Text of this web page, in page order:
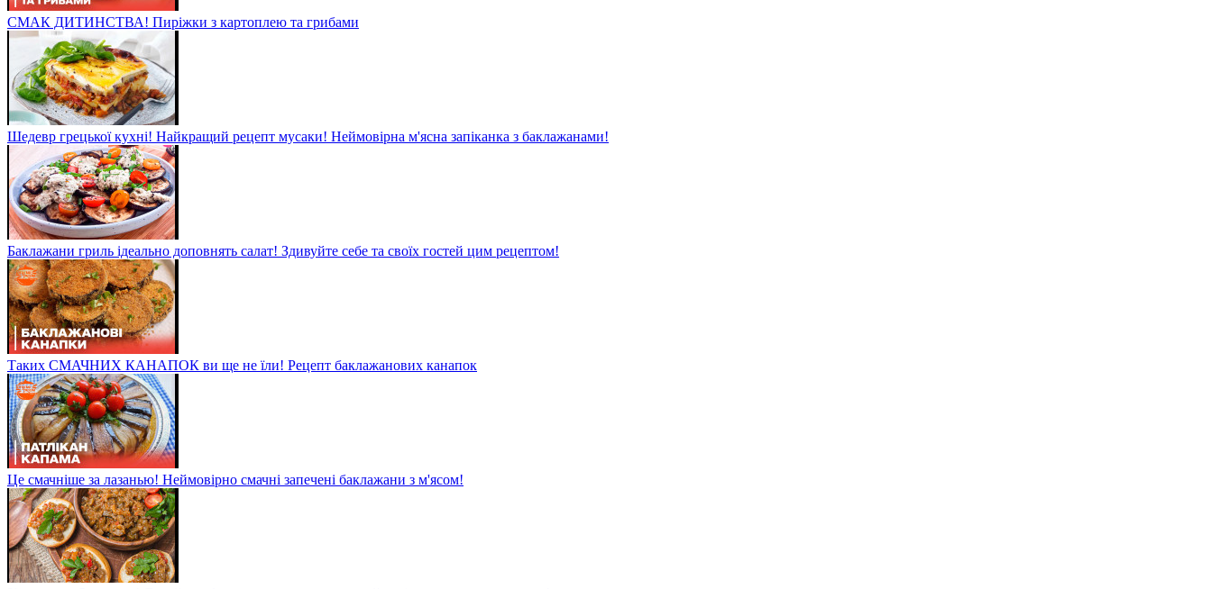
СМАК ДИТИНСТВА! Пиріжки з картоплею та грибами
Шедевр грецької кухні! Найкращий рецепт мусаки! Неймовірна м'ясна запіканка з баклажанами!
Баклажани гриль ідеально доповнять салат! Здивуйте себе та своїх гостей цим рецептом!
Таких СМАЧНИХ КАНАПОК ви ще не їли! Рецепт баклажанових канапок
Це смачніше за лазанью! Неймовірно смачні запечені баклажани з м'ясом!